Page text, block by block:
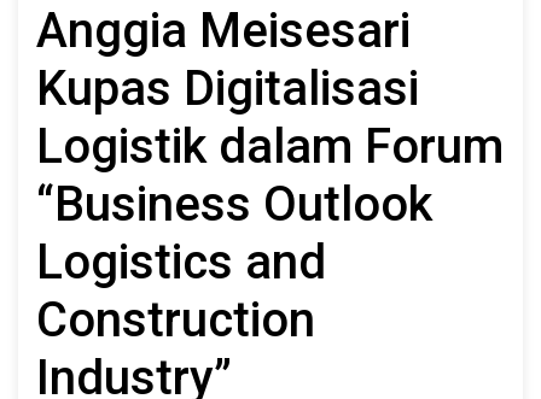
Anggia Meisesari
Kupas Digitalisasi
Logistik dalam Forum
“Business Outlook
Logistics and
Construction
Industry”